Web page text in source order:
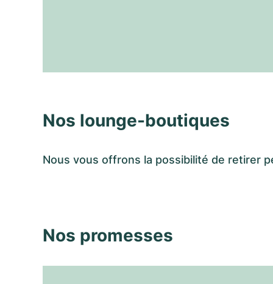
Nos lounge-boutiques
Nous vous offrons la possibilité de retirer
Nos promesses